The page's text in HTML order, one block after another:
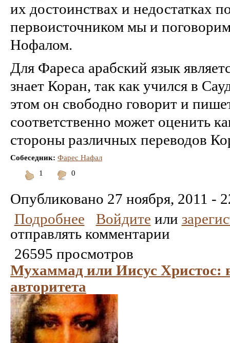
их достоинствах и недостатках
первоисточником мы и
Нофалом.
Для Фареса арабский язык
знает Коран, так как учился в
этом он свободно говорит и
соответственно может оценить
стороны различных переводов
Собеседник: Фарес Нафал
1
0
Опубликовано 27 ноября, 2011 -
Подробнее
Войдите или
отправлять комментарии
26595 просмотров
Мухаммад или Иисус Христос:
авторитета